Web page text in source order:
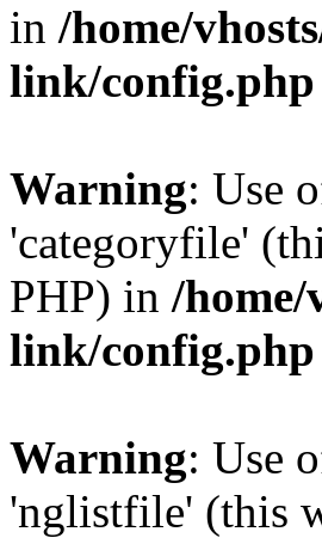
in /home/
link/config.php
Warning: Use
'categoryfile'
PHP) in /home/
link/config.php
Warning: Use
'nglistfile' (this